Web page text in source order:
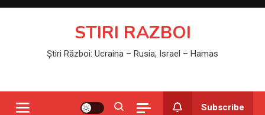
STIRI RAZBOI
Știri Război: Ucraina – Rusia, Israel – Hamas
Subscribe